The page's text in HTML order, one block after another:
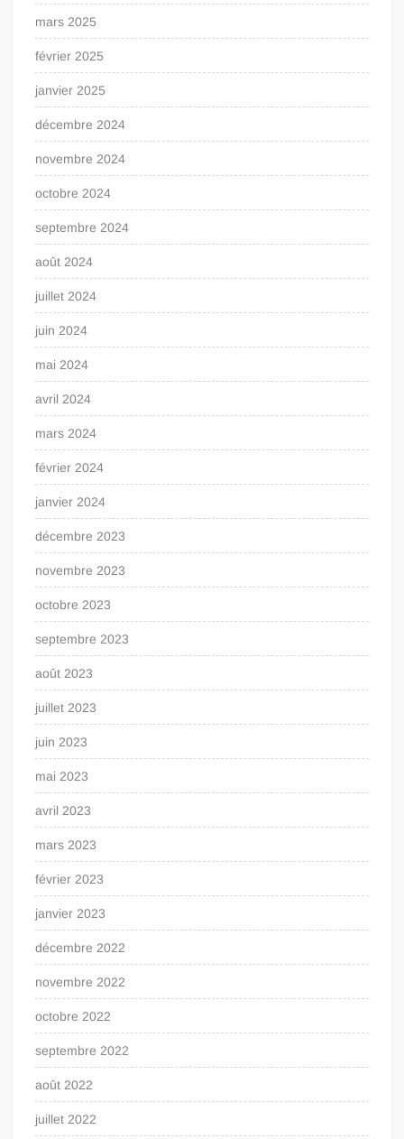
mars 2025
février 2025
janvier 2025
décembre 2024
novembre 2024
octobre 2024
septembre 2024
août 2024
juillet 2024
juin 2024
mai 2024
avril 2024
mars 2024
février 2024
janvier 2024
décembre 2023
novembre 2023
octobre 2023
septembre 2023
août 2023
juillet 2023
juin 2023
mai 2023
avril 2023
mars 2023
février 2023
janvier 2023
décembre 2022
novembre 2022
octobre 2022
septembre 2022
août 2022
juillet 2022